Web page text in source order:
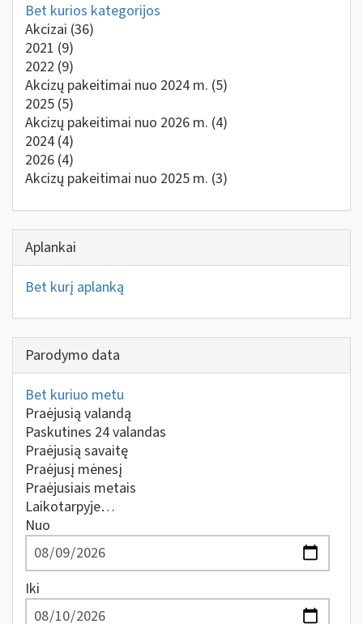
Bet kurios kategorijos
Akcizai (36)
2021 (9)
2022 (9)
Akcizų pakeitimai nuo 2024 m. (5)
2025 (5)
Akcizų pakeitimai nuo 2026 m. (4)
2024 (4)
2026 (4)
Akcizų pakeitimai nuo 2025 m. (3)
Aplankai
Bet kurį aplanką
Parodymo data
Bet kuriuo metu
Praėjusią valandą
Paskutines 24 valandas
Praėjusią savaitę
Praėjusį mėnesį
Praėjusiais metais
Laikotarpyje…
Nuo
Iki